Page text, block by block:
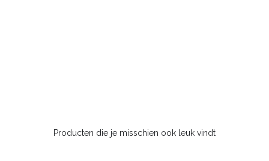
Producten die je misschien ook leuk vindt